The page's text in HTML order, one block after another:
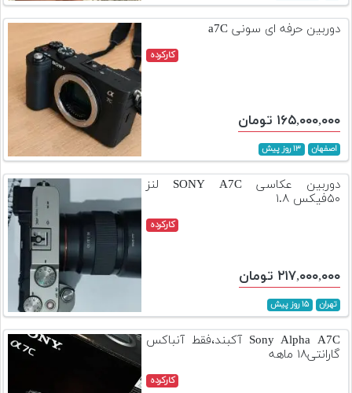
تجهیزات
دست
دوم
لیست
قیمت
دوربین حرفه ای سونی a7C
کارکرده
۱۶۵,۰۰۰,۰۰۰ تومان
اصفهان ۱۳ روز پیش
دوربین عکاسی SONY A7C لنز
۵۰فیکس ۱.۸
کارکرده
۲۱۷,۰۰۰,۰۰۰ تومان
تهران ۱۵ روز پیش
Sony Alpha A7C آکبند،فقط آنباکس
گارانتی۱۸ ماهه
کارکرده